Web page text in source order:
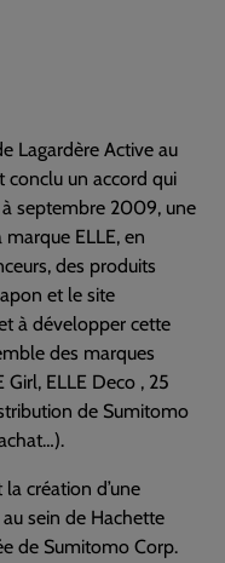
Lagardère Active au
conclu un accord qui
septembre 2009, une
ELLE, en
des produits
et le site
à développer cette
des marques
ELLE Deco , 25
de Sumitomo
création d’une
sein de Hachette
de Sumitomo Corp.